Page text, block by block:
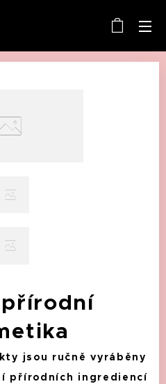
přírodní
jsou ručně vyráběny
přírodních ingrediencí